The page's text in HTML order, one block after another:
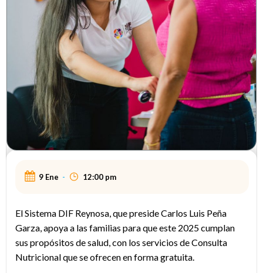
9 Ene - 12:00 pm
El Sistema DIF Reynosa, que preside Carlos Luis Peña
Garza, apoya a las familias para que este 2025 cumplan
sus propósitos de salud, con los servicios de Consulta
Nutricional que se ofrecen en forma gratuita.